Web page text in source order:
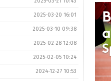
2025-03-20 16:01
2025-03-10 09:38
2025-02-28 12:08
2025-02-05 10:24
2024-12-27 10:53